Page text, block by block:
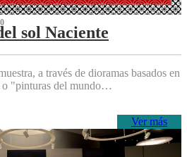
sol Naciente
a través de dioramas basados en
o "pinturas del mundo…
Ver más